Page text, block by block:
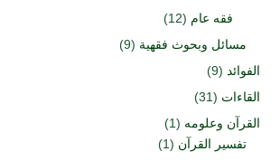
فقه عام (12)
مسائل وبحوث فقهية (9)
الفوائد (9)
القاءات (31)
القرآن وعلومه (1)
تفسير القرآن (1)